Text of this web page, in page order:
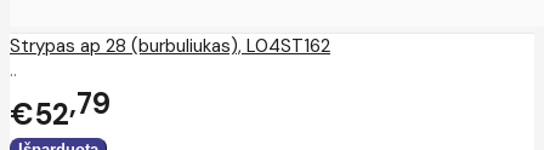
Strypas ap 28 (burbuliukas), L04ST162
..
€52 79